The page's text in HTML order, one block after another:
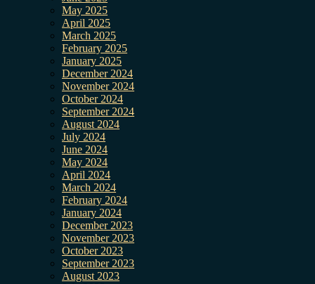
May 2025
April 2025
March 2025
February 2025
January 2025
December 2024
November 2024
October 2024
September 2024
August 2024
July 2024
June 2024
May 2024
April 2024
March 2024
February 2024
January 2024
December 2023
November 2023
October 2023
September 2023
August 2023